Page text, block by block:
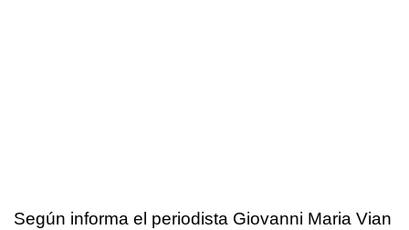
Según informa el periodista Giovanni Maria Vian